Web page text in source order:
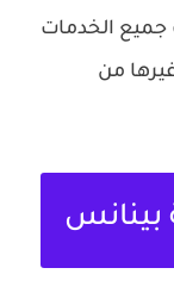
الخدمات
من
بينانس